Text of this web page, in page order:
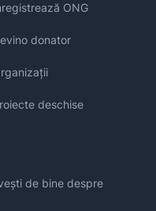
ONG
donator
deschise
de bine despre